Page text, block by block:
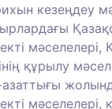
кезеңдеу
мәселелері,
құрылу
мәселелері,